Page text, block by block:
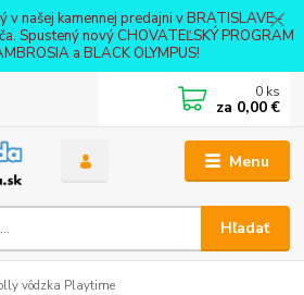
v našej kamennej predajni v BRATISLAVE -
Spustený nový CHOVATEĽSKÝ PROGRAM
a BLACK OLYMPUS!
Menu
Hľadať
0 ks
za 0,00 €
vôdzka Playtime